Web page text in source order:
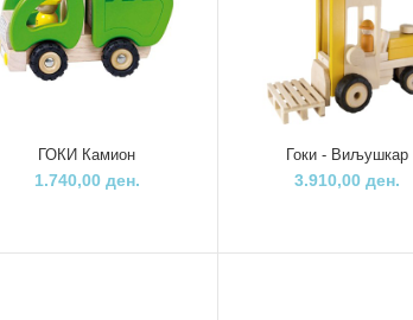
Гоки - Виљушкар
ГОКИ Камион
1.740,00 ден.
Гоки - Виљушкар
3.910,00 ден.